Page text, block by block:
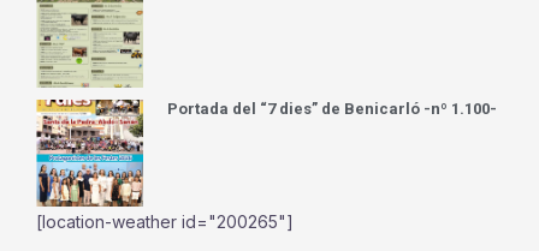
Portada del “7 dies” de Benicarló -nº 1.100-
[location-weather id="200265"]